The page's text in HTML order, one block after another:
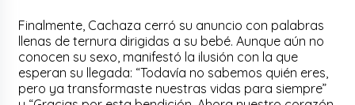
Finalmente, Cachaza cerró su anuncio con palabras
llenas de ternura dirigidas a su bebé. Aunque aún no
conocen su sexo, manifestó la ilusión con la que
esperan su llegada: “Todavía no sabemos quién eres,
pero ya transformaste nuestras vidas para siempre”